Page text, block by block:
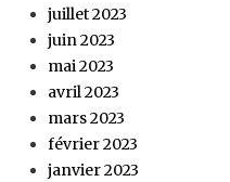
juillet 2023
juin 2023
mai 2023
avril 2023
mars 2023
février 2023
janvier 2023